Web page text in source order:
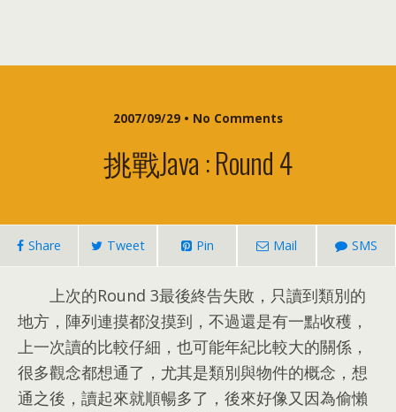
2007/09/29 • No Comments
挑戰Java : Round 4
Share Tweet Pin Mail SMS
上次的Round 3最後終告失敗 ， 只讀到類別的
地方 ， 陣列連摸都沒摸到 ， 不過還是有一點收穫 ，
上一次讀的比較仔細 ， 也可能年紀比較大的關係 ，
很多觀念都想通了 ， 尤其是類別與物件的概念 ， 想
通之後 ， 讀起來就順暢多了 ， 後來好像又因為偷懶